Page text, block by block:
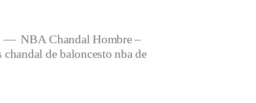
NBA Chandal Hombre –
de baloncesto nba de